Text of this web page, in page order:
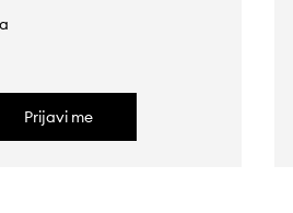
Prijavi me